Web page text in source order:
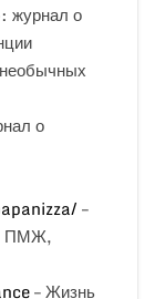
журнал о
о
–
ПМЖ,
– Жизнь